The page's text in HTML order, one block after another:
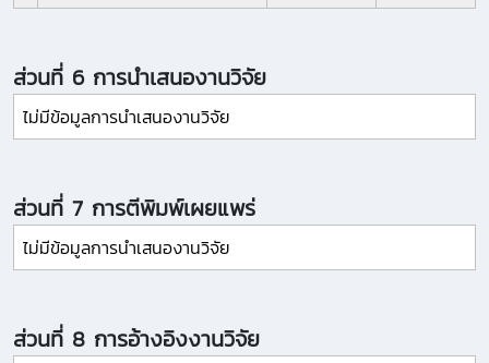
ส่วนที่ 6 การนำเสนองานวิจัย
ไม่มีข้อมูลการนำเสนองานวิจัย
ส่วนที่ 7 การตีพิมพ์เผยแพร่
ไม่มีข้อมูลการนำเสนองานวิจัย
ส่วนที่ 8 การอ้างอิงงานวิจัย